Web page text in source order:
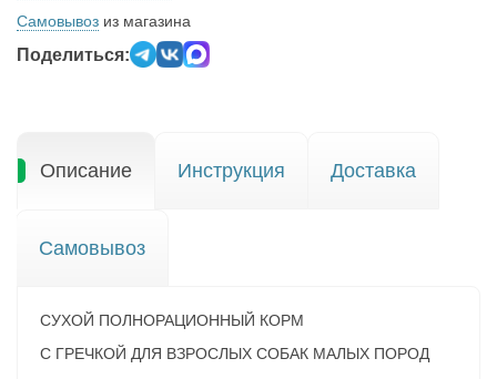
Самовывоз из магазина
Поделиться:
Описание Инструкция Доставка
Самовывоз
СУХОЙ ПОЛНОРАЦИОННЫЙ КОРМ
С ГРЕЧКОЙ ДЛЯ ВЗРОСЛЫХ СОБАК МАЛЫХ ПОРОД